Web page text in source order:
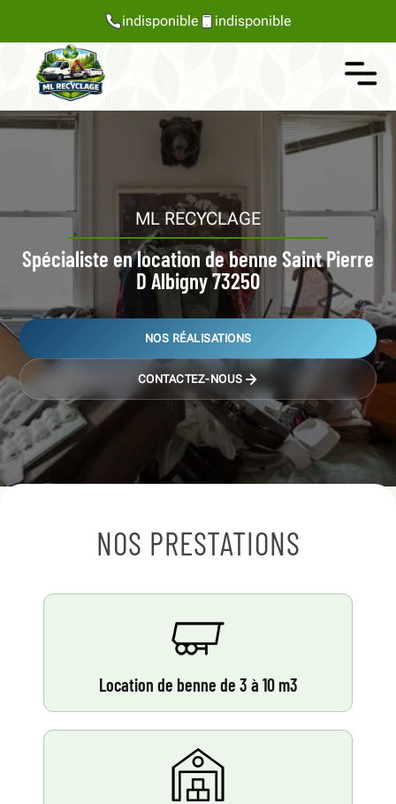
indisponible indisponible
ML RECYCLAGE
Spécialiste en location de benne Saint Pierre
D Albigny 73250
NOS RÉALISATIONS
CONTACTEZ-NOUS
NOS PRESTATIONS
Location de benne de 3 à 10 m3